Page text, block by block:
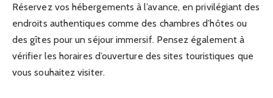
Réservez vos hébergements à l’avance, en privilégiant des
endroits authentiques comme des chambres d’hôtes ou
des gîtes pour un séjour immersif. Pensez également à
vérifier les horaires d’ouverture des sites touristiques que
vous souhaitez visiter.